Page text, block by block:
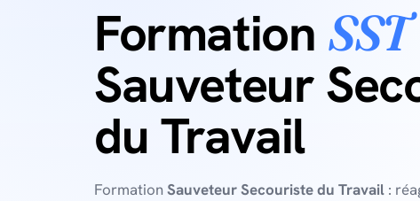
Formation SST
Sauveteur
du Travail
FormationSauveteur Secouriste du Travail :